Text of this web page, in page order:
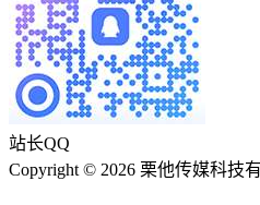
站长QQ
Copyright © 2026 栗他传媒科技